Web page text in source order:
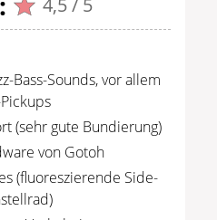
4,5 / 5
Bass-Sounds, vor allem
(sehr gute Bundierung)
von Gotoh
(fluoreszierende Side-